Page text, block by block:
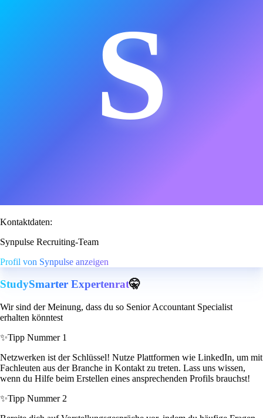
S
Kontaktdaten:
Synpulse Recruiting-Team
Profil von Synpulse anzeigen
StudySmarter Expertenrat🤫
Wir sind der Meinung, dass du so Senior Accountant Specialist
erhalten könntest
✨Tipp Nummer 1
Netzwerken ist der Schlüssel! Nutze Plattformen wie LinkedIn, um mit
Fachleuten aus der Branche in Kontakt zu treten. Lass uns wissen,
wenn du Hilfe beim Erstellen eines ansprechenden Profils brauchst!
✨Tipp Nummer 2